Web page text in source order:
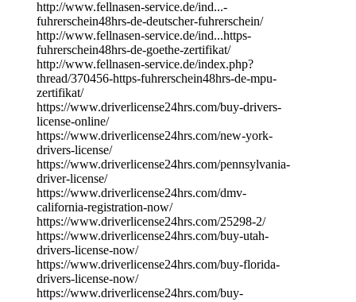
http://www.fellnasen-service.de/ind...-
fuhrerschein48hrs-de-deutscher-fuhrerschein/
http://www.fellnasen-service.de/ind...https-
fuhrerschein48hrs-de-goethe-zertifikat/
http://www.fellnasen-service.de/index.php?
thread/370456-https-fuhrerschein48hrs-de-mpu-
zertifikat/
https://www.driverlicense24hrs.com/buy-drivers-
license-online/
https://www.driverlicense24hrs.com/new-york-
drivers-license/
https://www.driverlicense24hrs.com/pennsylvania-
driver-license/
https://www.driverlicense24hrs.com/dmv-
california-registration-now/
https://www.driverlicense24hrs.com/25298-2/
https://www.driverlicense24hrs.com/buy-utah-
drivers-license-now/
https://www.driverlicense24hrs.com/buy-florida-
drivers-license-now/
https://www.driverlicense24hrs.com/buy-